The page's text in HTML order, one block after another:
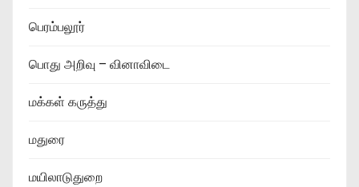
பெரம்பலூர்
பொது அறிவு – வினாவிடை
மக்கள் கருத்து
மதுரை
மயிலாடுதுறை